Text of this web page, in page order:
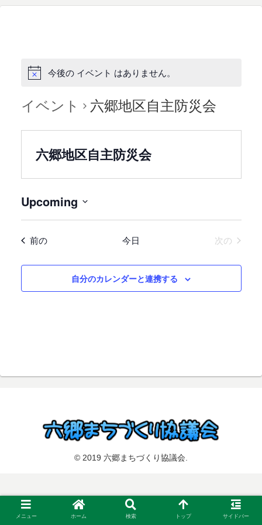
今後の イベント はありません。
イベント 六郷地区自主防災会
六郷地区自主防災会
Upcoming
を 前のイベント 今日 次の イベン
自分のカレンダーと連携する
© 2019 六郷まちづくり協議会.
メニュー ホーム 検索 トップ サイドバー